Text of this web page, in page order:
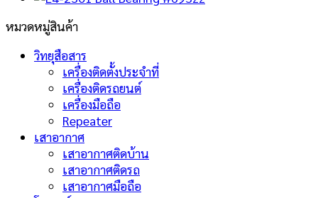
หมวดหมู่สินค้า
วิทยุสือสาร
เครื่องติดตั้งประจำที่
เครื่องติดรถยนต์
เครื่องมือถือ
Repeater
เสาอากาศ
เสาอากาศติดบ้าน
เสาอากาศติดรถ
เสาอากาศมือถือ